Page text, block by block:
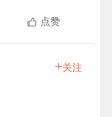
点赞
+关注